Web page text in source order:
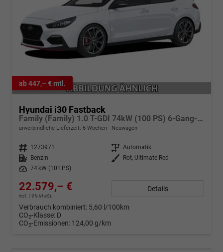
ab 447,– € mtl.
Hyundai i30 Fastback
Family (Family) 1.0 T-GDI 74kW (100 PS) 6-Gang-Schaltgetriebe
unverbindliche Lieferzeit: 6 Wochen Neuwagen
Fahrzeugnr. 1273971 Getriebe Automatik
Kraftstoff
Benzin Außenfarbe
Rot, Ultimate Red
Leistung
74 kW (101 PS)
22.579,– €
incl. 19% MwSt.
Details
Verbrauch kombiniert: 5,60 l/100km
CO2-Klasse: D
CO2-Emissionen: 124,00 g/km